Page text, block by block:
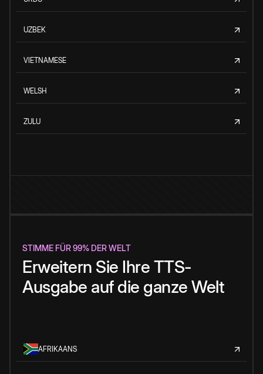
UZBEK
VIETNAMESE
WELSH
ZULU
STIMME FÜR 99% DER WELT
Erweitern Sie Ihre TTS-
Ausgabe auf die ganze Welt
AFRIKAANS